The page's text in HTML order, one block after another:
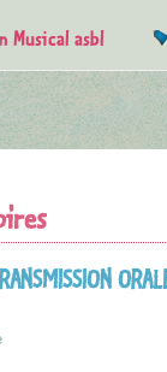
Musical asbl